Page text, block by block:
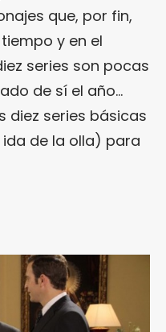
que, por fin,
y en el
series son pocas
de sí el año…
diez series básicas
de la olla) para